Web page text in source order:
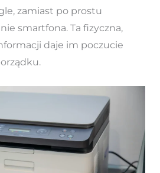
zamiast po prostu
smartfona. Ta fizyczna,
daje im poczucie